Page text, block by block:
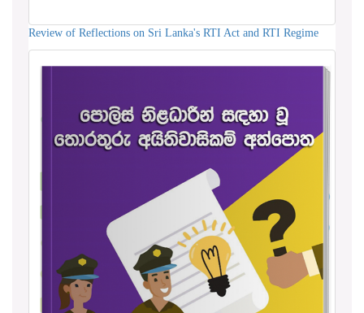
Review of Reflections on Sri Lanka's RTI Act and RTI Regime